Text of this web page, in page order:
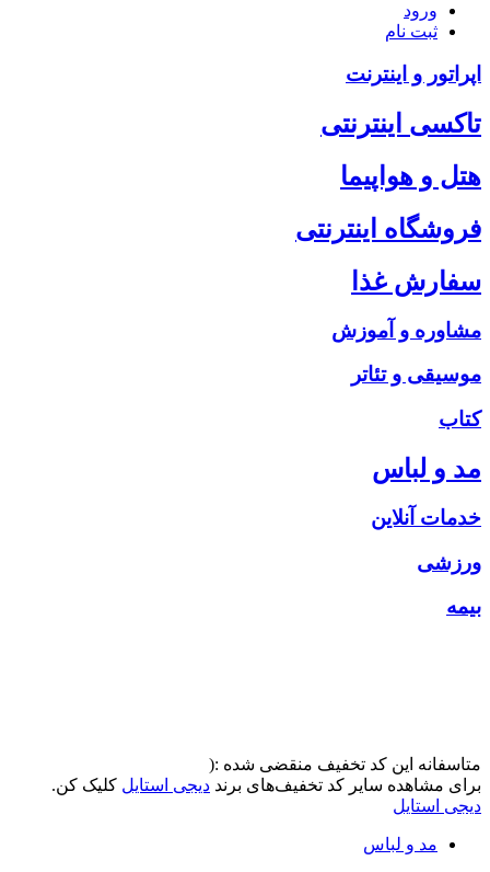
ورود
ثبت نام
اپراتور و اینترنت
تاکسی اینترنتی
هتل و هواپیما
فروشگاه اینترنتی
سفارش غذا
مشاوره و آموزش
موسیقی و تئاتر
کتاب
مد و لباس
خدمات آنلاین
ورزشی
بیمه
متاسفانه این کد تخفیف منقضی شده :(
برای مشاهده سایر کد تخفیف‌های برند دیجی استایل کلیک کن.
دیجی استایل
مد و لباس